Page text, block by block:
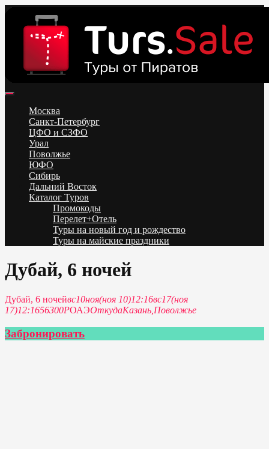
content
Низкие цены на путевки 3-7-10 ночей все включено, отдых на
море. Распродажа экскурсионных и горнолыжных туров.
Обновление каждый день. Официальный сайт Тур Сейл
Москва
Санкт-Петербург
ЦФО и СЗФО
Урал
Поволжье
ЮФО
Сибирь
Дальний Восток
Каталог Туров
Промокоды
Перелет+Отель
Туры на новый год и рождество
Туры на майские праздники
Telegram
Дубай, 6 ночей
Дубай, 6 ночейвс10ноя(ноя 10)12:16вс17(ноя
17)12:1656300РОАЭОткудаКазань, Поволжье
Забронировать